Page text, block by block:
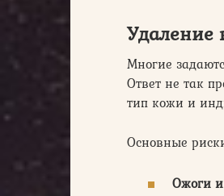
Удаление
Многие
Ответ не так
тип кожи и
Основные
Ожоги